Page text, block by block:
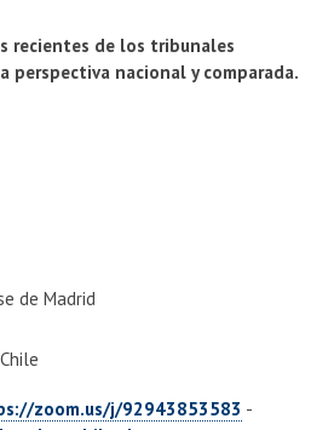
recientes de los tribunales
perspectiva nacional y comparada.
de Madrid
zoom.us/j/92943853583 -